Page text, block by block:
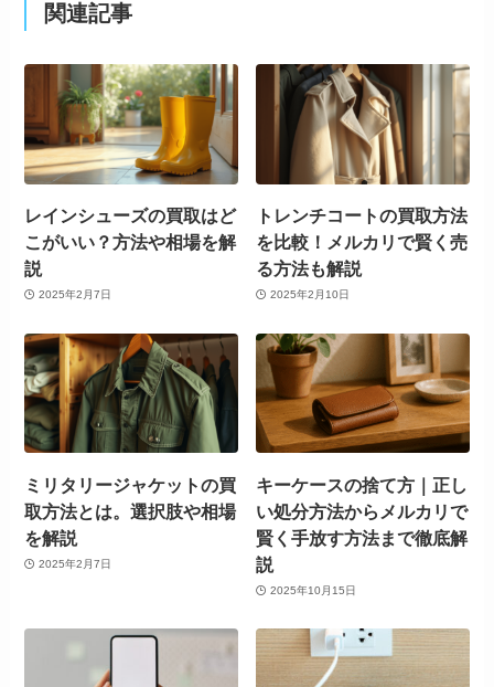
関連記事
レインシューズの買取はど
こがいい？方法や相場を解
説
2025年2月7日
トレンチコートの買取方法
を比較！メルカリで賢く売
る方法も解説
2025年2月10日
ミリタリージャケットの買
取方法とは。選択肢や相場
を解説
2025年2月7日
キーケースの捨て方｜正し
い処分方法からメルカリで
賢く手放す方法まで徹底解
説
2025年10月15日